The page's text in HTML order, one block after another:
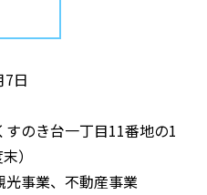
日
のき台一丁目11番地の1
）
光事業、不動産事業